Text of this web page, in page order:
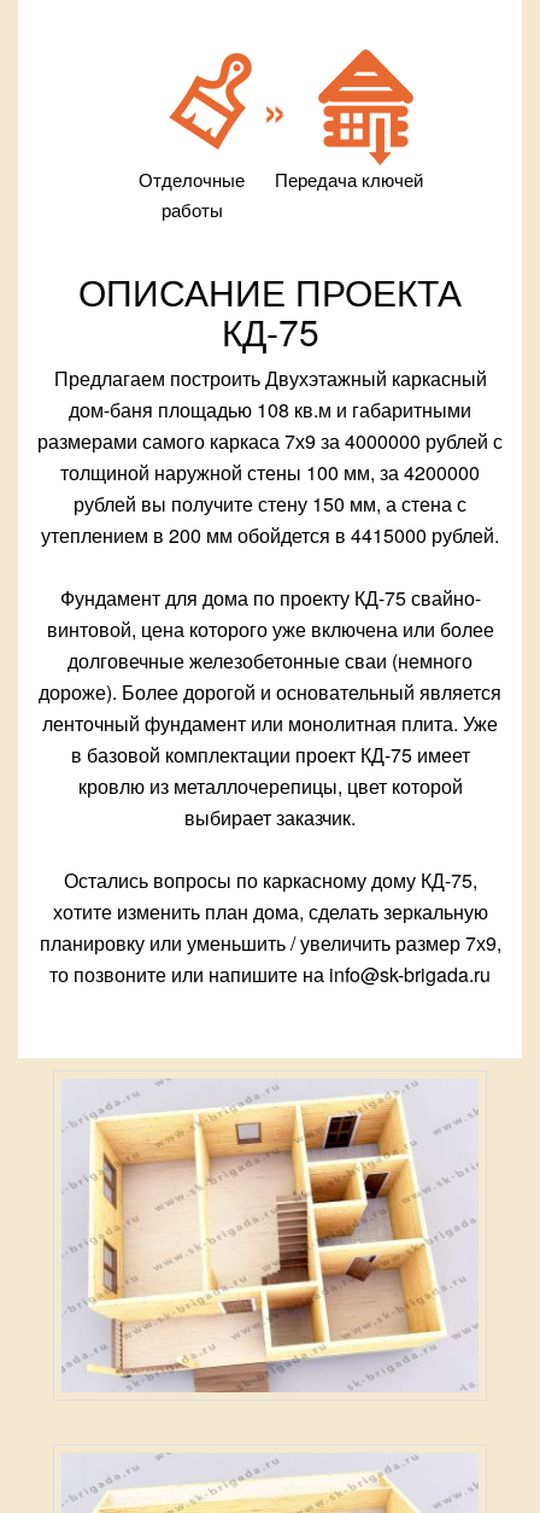
Отделочные
работы
Передача ключей
ОПИСАНИЕ ПРОЕКТА
КД-75
Предлагаем построить Двухэтажный каркасный
дом-баня площадью 108 кв.м и габаритными
размерами самого каркаса 7х9 за 4000000 рублей с
толщиной наружной стены 100 мм, за 4200000
рублей вы получите стену 150 мм, а стена с
утеплением в 200 мм обойдется в 4415000 рублей.
Фундамент для дома по проекту КД-75 свайно-
винтовой, цена которого уже включена или более
долговечные железобетонные сваи (немного
дороже). Более дорогой и основательный является
ленточный фундамент или монолитная плита. Уже
в базовой комплектации проект КД-75 имеет
кровлю из металлочерепицы, цвет которой
выбирает заказчик.
Остались вопросы по каркасному дому КД-75,
хотите изменить план дома, сделать зеркальную
планировку или уменьшить / увеличить размер 7х9,
то позвоните или напишите на info@sk-brigada.ru